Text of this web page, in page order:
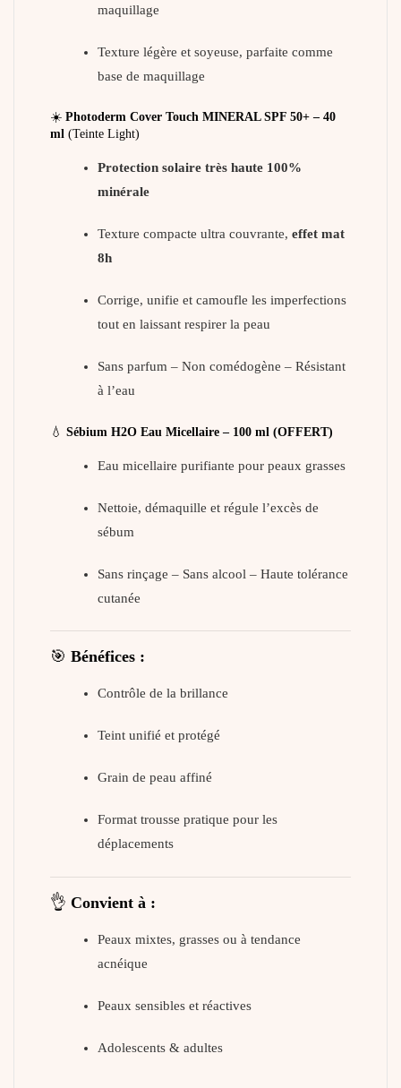
maquillage
Texture légère et soyeuse, parfaite comme
base de maquillage
☀️ Photoderm Cover Touch MINERAL SPF 50+ – 40
ml (Teinte Light)
Protection solaire très haute 100%
minérale
Texture compacte ultra couvrante,effet mat
8h
Corrige, unifie et camoufle les imperfections
tout en laissant respirer la peau
Sans parfum – Non comédogène – Résistant
à l’eau
💧 Sébium H2O Eau Micellaire – 100 ml (OFFERT)
Eau micellaire purifiante pour peaux grasses
Nettoie, démaquille et régule l’excès de
sébum
Sans rinçage – Sans alcool – Haute tolérance
cutanée
🎯 Bénéfices :
Contrôle de la brillance
Teint unifié et protégé
Grain de peau affiné
Format trousse pratique pour les
déplacements
👌 Convient à :
Peaux mixtes, grasses ou à tendance
acnéique
Peaux sensibles et réactives
Adolescents & adultes